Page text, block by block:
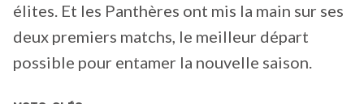
élites. Et les Panthères ont mis la main sur ses
deux premiers matchs, le meilleur départ
possible pour entamer la nouvelle saison.